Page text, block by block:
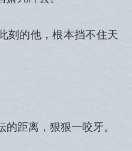
刻的他，根本挡不住天
距离，狠狠一咬牙。